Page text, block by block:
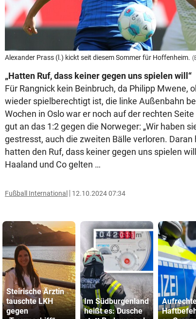
Alexander Prass (l.) kickt seit diesem Sommer für Hoffenheim.
„Hatten Ruf, dass keiner gegen uns spielen will“
Für Rangnick kein Beinbruch, da Philipp Mwene,
wieder spielberechtigt ist, die linke Außenbahn
Wochen in Oslo war er noch auf der rechten
gut an das 1:2 gegen die Norweger: „Wir haben
gestresst, auch die zweiten Bälle verloren.
hatten den Ruf, dass keiner gegen uns spielen
Haaland und Co gelten …
Fußball International 12.10.2024 07:34
Steirische Ärztin
tauschte LKH
gegen
Im Südburgenland
heißt es: Dusche